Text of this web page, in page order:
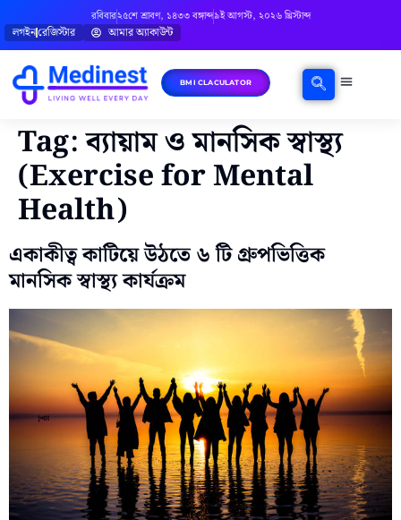
রবিবার২৫শে শ্রাবণ, ১৪৩৩ বঙ্গাব্দ৯ই আগস্ট, ২০২৬ খ্রিস্টাব্দ
লগইনরেজিস্টার আমার অ্যাকাউন্ট
BMI CLACULATOR
Tag:ব্যায়াম ও মানসিক স্বাস্থ্য
(Exercise for Mental
Health)
একাকীত্ব কাটিয়ে উঠতে ৬ টি গ্রুপভিত্তিক
মানসিক স্বাস্থ্য কার্যক্রম